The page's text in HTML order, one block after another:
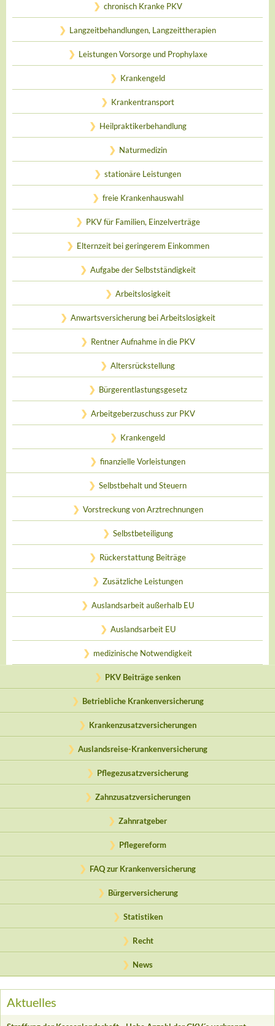
chronisch Kranke PKV
Langzeitbehandlungen, Langzeittherapien
Leistungen Vorsorge und Prophylaxe
Krankengeld
Krankentransport
Heilpraktikerbehandlung
Naturmedizin
stationäre Leistungen
freie Krankenhauswahl
PKV für Familien, Einzelverträge
Elternzeit bei geringerem Einkommen
Aufgabe der Selbstständigkeit
Arbeitslosigkeit
Anwartsversicherung bei Arbeitslosigkeit
Rentner Aufnahme in die PKV
Altersrückstellung
Bürgerentlastungsgesetz
Arbeitgeberzuschuss zur PKV
Krankengeld
finanzielle Vorleistungen
Selbstbehalt und Steuern
Vorstreckung von Arztrechnungen
Selbstbeteiligung
Rückerstattung Beiträge
Zusätzliche Leistungen
Auslandsarbeit außerhalb EU
Auslandsarbeit EU
medizinische Notwendigkeit
PKV Beiträge senken
Betriebliche Krankenversicherung
Krankenzusatzversicherungen
Auslandsreise-Krankenversicherung
Pflegezusatzversicherung
Zahnzusatzversicherungen
Zahnratgeber
Pflegereform
FAQ zur Krankenversicherung
Bürgerversicherung
Statistiken
Recht
News
Aktuelles